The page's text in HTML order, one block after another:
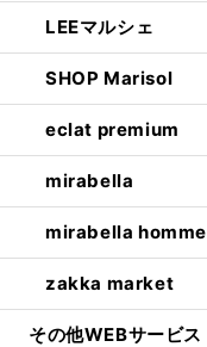
LEEマルシェ
SHOP Marisol
eclat premium
mirabella
mirabella homme
zakka market
その他WEBサービス